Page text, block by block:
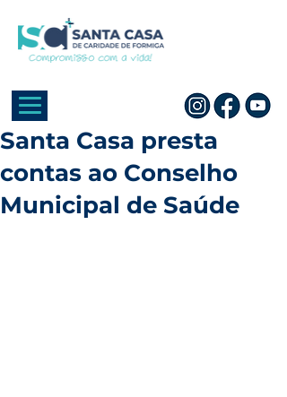
Santa Casa presta
contas ao Conselho
Municipal de Saúde